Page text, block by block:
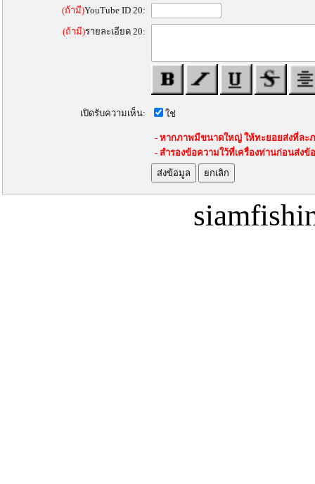
(ถ้ามี)YouTube ID 20:
(ถ้ามี)รายละเอียด 20:
เปิดรับความเห็น: ใช่
- หากภาพมีขนาดใหญ่ ให้ทะยอยส่งที่ละ
- สำรองข้อความใว้ที่เครื่องท่านก่อนส่งข้